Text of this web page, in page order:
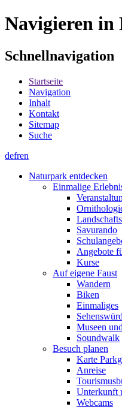
Navigieren in
Schnellnavigation
Startseite
Navigation
Inhalt
Kontakt
Sitemap
Suche
defren
Naturpark entdecken
Einmalige
Savurando
Angebote
Kurse
Auf eigene Faust
Wandern
Biken
Einmaliges
Museen
Soundwalk
Besuch planen
Karte
Anreise
Unterkunft
Webcams